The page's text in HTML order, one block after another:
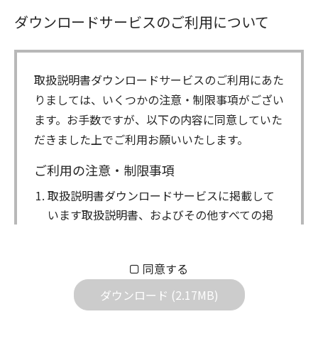
ダウンロードサービスのご利用について
取扱説明書ダウンロードサービスのご利用にあた
りましては、いくつかの注意・制限事項がござい
ます。お手数ですが、以下の内容に同意していた
だきました上でご利用お願いいたします。
ご利用の注意・制限事項
取扱説明書ダウンロードサービスに掲載して
います取扱説明書、およびその他すべての掲
属します。ダウンロードした取扱説明書は、
個人が本来の目的でご使用されることは可能
ですが、権利者の許諾を得ることなく、以下
同意する
ダウンロード (2.17MB)